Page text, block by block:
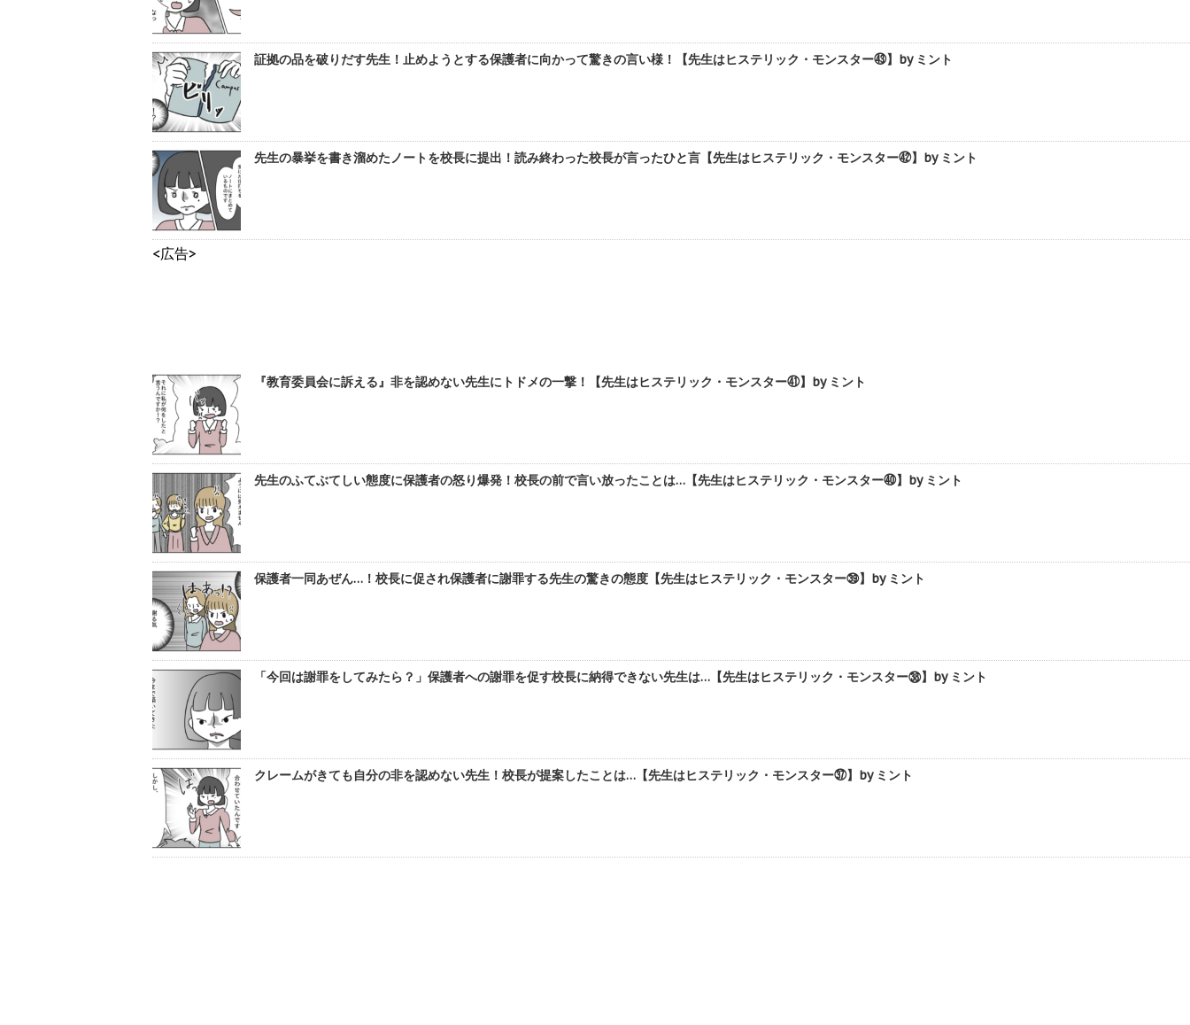
証拠の品を破りだす先生！止めようとする保護者に向かって驚きの言い様！【先生はヒステリック・モンスター㊸】by ミント
先生の暴挙を書き溜めたノートを校長に提出！読み終わった校長が言ったひと言【先生はヒステリック・モンスター㊷】by ミント
<広告>
『教育委員会に訴える』非を認めない先生にトドメの一撃！【先生はヒステリック・モンスター㊶】by ミント
先生のふてぶてしい態度に保護者の怒り爆発！校長の前で言い放ったことは…【先生はヒステリック・モンスター㊵】by ミント
保護者一同あぜん…！校長に促され保護者に謝罪する先生の驚きの態度【先生はヒステリック・モンスター㊴】by ミント
「今回は謝罪をしてみたら？」保護者への謝罪を促す校長に納得できない先生は…【先生はヒステリック・モンスター㊳】by ミント
クレームがきても自分の非を認めない先生！校長が提案したことは…【先生はヒステリック・モンスター㊲】by ミント